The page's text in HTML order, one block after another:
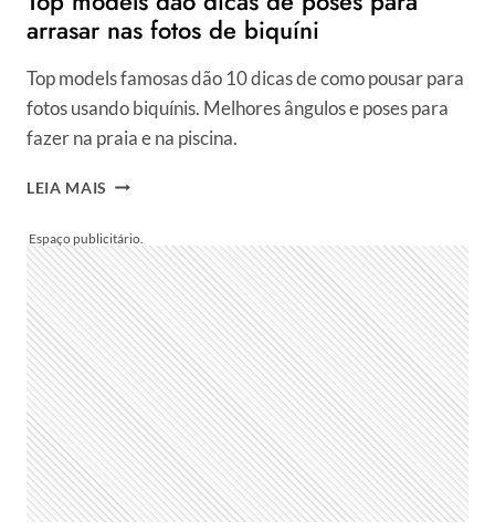
arrasar nas fotos de biquíni
Top models famosas dão 10 dicas de como pousar para
fotos usando biquínis. Melhores ângulos e poses para
fazer na praia e na piscina.
LEIA MAIS TOP
DICAS
DE
POSES
PARA
ARRASAR
NAS
FOTOS
DE
BIQUÍNI